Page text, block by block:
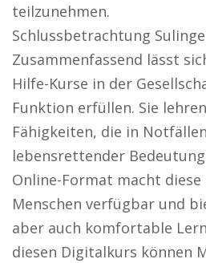
teilzunehmen.
Schlussbetrachtung
Zusammenfassend lässt
Hilfe-Kurse in der
Funktion erfüllen. Sie
Fähigkeiten, die in
lebensrettender
Online-Format macht
Menschen verfügbar und
aber auch komfortable
diesen Digitalkurs können